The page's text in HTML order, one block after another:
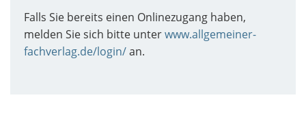
Falls Sie bereits einen Onlinezugang haben,
melden Sie sich bitte unterwww.allgemeiner-
fachverlag.de/login/an.